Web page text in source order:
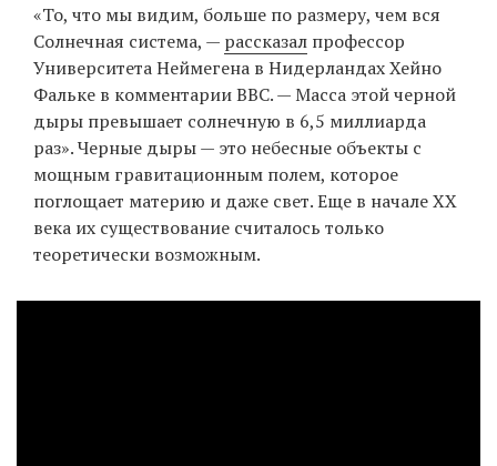
«То, что мы видим, больше по размеру, чем вся
Солнечная система, — рассказал профессор
Университета Неймегена в Нидерландах Хейно
Фальке в комментарии BBC. — Масса этой черной
дыры превышает солнечную в 6,5 миллиарда
раз». Черные дыры — это небесные объекты с
мощным гравитационным полем, которое
поглощает материю и даже свет. Еще в начале XX
века их существование считалось только
теоретически возможным.